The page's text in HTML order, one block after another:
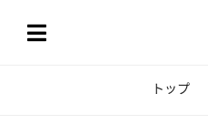
トップ